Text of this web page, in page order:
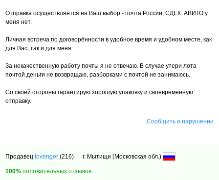
Отправка осуществляется на Ваш выбор - почта России, СДЕК. АВИТО у
меня нет.
Личная встреча по договорённости в удобное время и удобном месте, как
для Вас, так и для меня.
За некачественную работу почты я не отвечаю. В случае утери лота
почтой деньги не возвращаю, разборками с почтой не занимаюсь.
Со своей стороны гарантирую хорошую упаковку и своевременную
отправку.
Сообщить о нарушении
Продавец lovenger (216) г. Мытищи (Московская обл.)
100% положительных отзывов